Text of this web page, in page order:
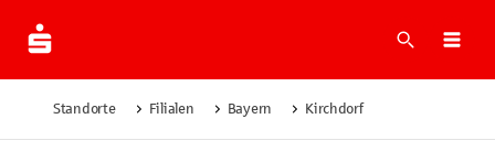
Suche
Standorte Filialen Bayern Kirchdorf